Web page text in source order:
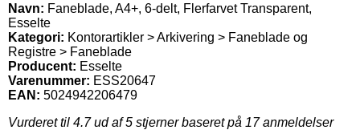
Navn: Faneblade, A4+, 6-delt, Flerfarvet Transparent,
Esselte
Kategori: Kontorartikler > Arkivering > Faneblade og
Registre > Faneblade
Producent: Esselte
Varenummer: ESS20647
EAN: 5024942206479
Vurderet til 4.7ud af 5 stjerner baseret på 17anmeldelser